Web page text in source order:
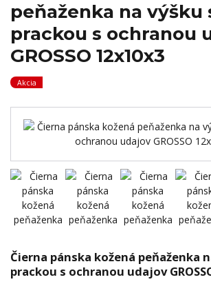
peňaženka na výšku
prackou s ochranou
GROSSO 12x10x3
Akcia
Čierna pánska kožená peňaženka
prackou s ochranou udajov